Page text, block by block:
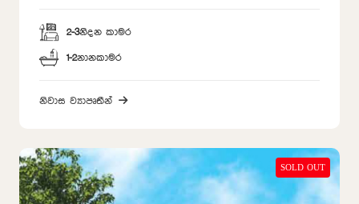
2-3නිදන කාමර
1-2නානකාමර
නිවාස ව්‍යාපෘතීන්
SOLD OUT